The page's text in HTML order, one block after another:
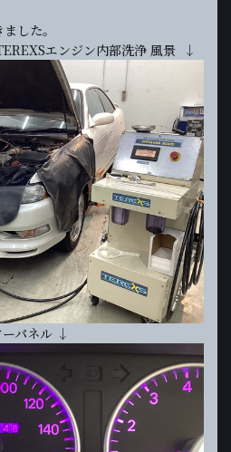
した。
エンジン内部洗浄 風景 ↓
パネル ↓